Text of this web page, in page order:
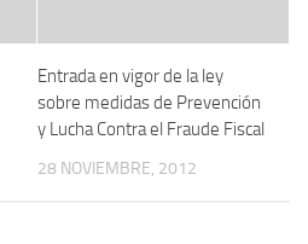
Entrada en vigor de la ley
sobre medidas de Prevención
y Lucha Contra el Fraude Fiscal
28 NOVIEMBRE, 2012